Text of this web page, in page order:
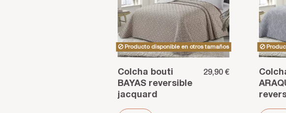
Producto disponible en otros tamaños
Colcha bouti
BAYAS reversible
jacquard
poliéster beige
29,90 €